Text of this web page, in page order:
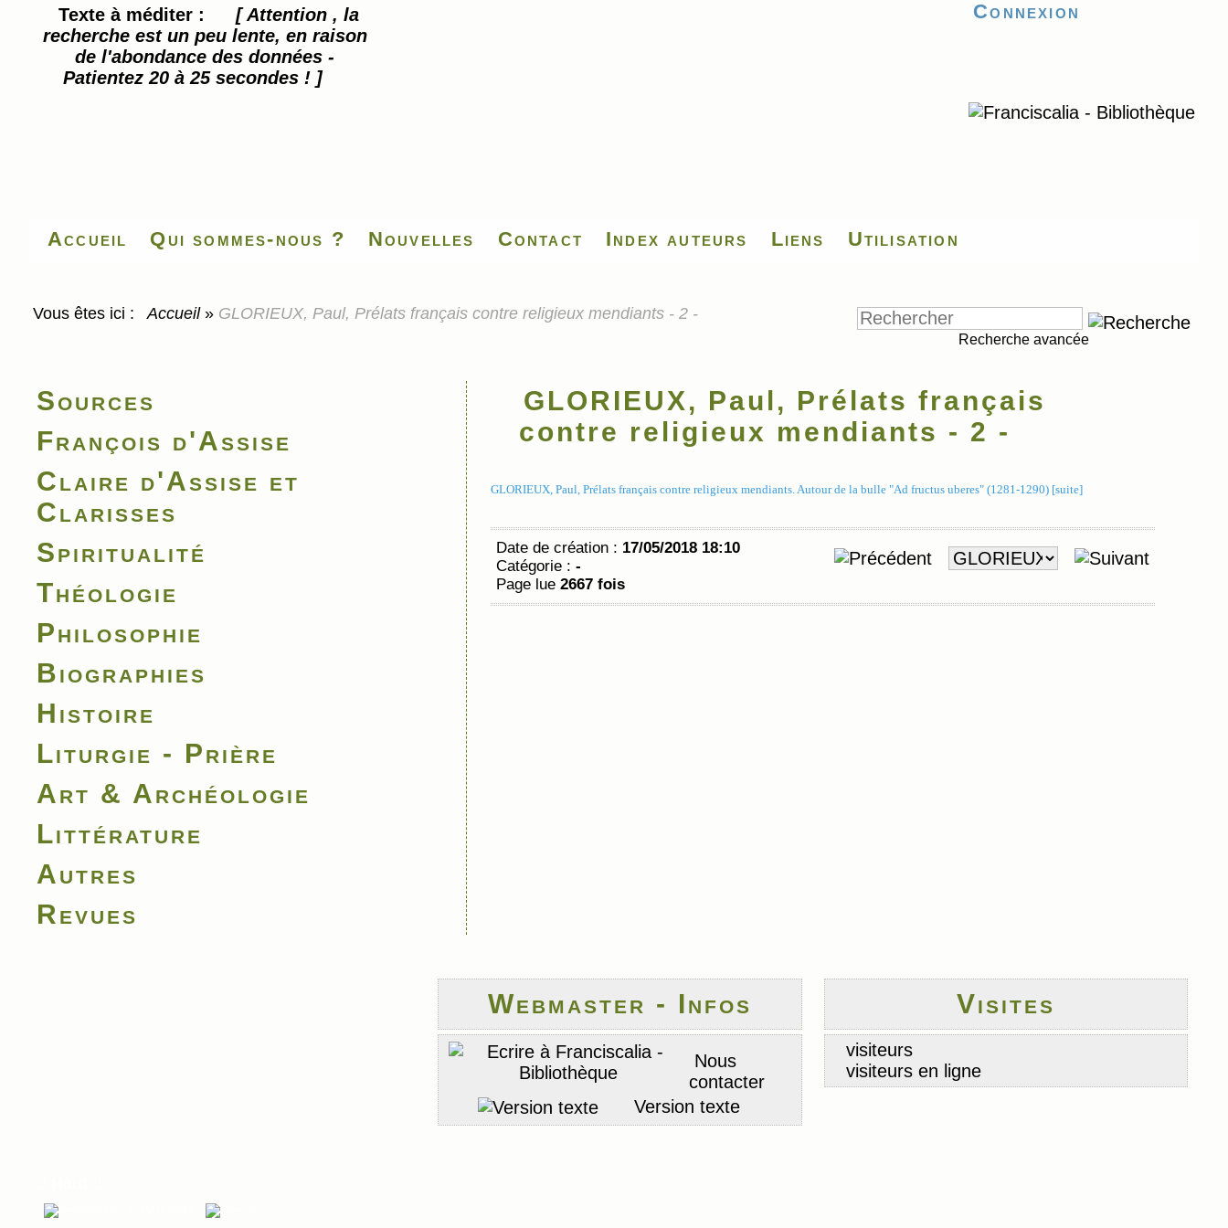
Texte à méditer :
[ Attention , la
recherche est un peu lente, en raison
de l'abondance des données -
Patientez 20 à 25 secondes ! ]
Accueil
Connexion
Qui sommes-nous ? Nouvelles Contact Index auteurs Liens Utilisation
Vous êtes ici : Accueil » GLORIEUX, Paul, Prélats français contre religieux mendiants - 2 -
Recherche avancée
Sources
François d'Assise
Claire d'Assise et
Clarisses
Spiritualité
Théologie
Philosophie
Biographies
Histoire
Liturgie - Prière
Art & Archéologie
Littérature
Autres
Revues
GLORIEUX, Paul, Prélats français
contre religieux mendiants - 2 -
GLORIEUX, Paul, Prélats français contre religieux mendiants. Autour de la bulle "Ad fructus uberes" (1281-1290) [suite]
Date de création : 17/05/2018 18:10
Catégorie : -
Page lue 2667 fois
Webmaster - Infos
Nous
contacter
Version texte
Visites
visiteurs
visiteurs en ligne